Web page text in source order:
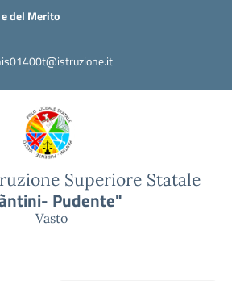
del Merito
Superiore Statale
Pudente"
Vasto